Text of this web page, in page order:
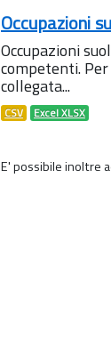
Occupazioni
Occupazioni
competenti.
collegata...
CSV Excel XLSX
E' possibile inoltre